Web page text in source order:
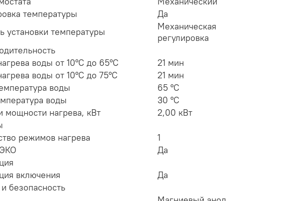
температуры
Да
установки температуры
Механическая
регулировка
воды от 10°С до 65°С
21 мин
воды от 10°С до 75°С
21 мин
воды
65 °С
воды
30 °С
мощности нагрева, кВт
2,00 кВт
режимов нагрева
1
Да
включения
Да
безопасность